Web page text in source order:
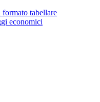
tabellare
economici